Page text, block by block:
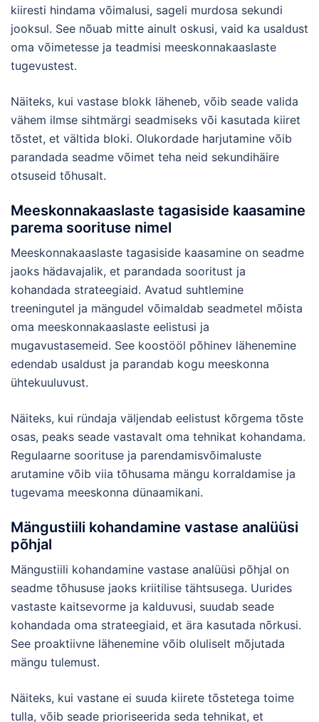
kiiresti hindama võimalusi, sageli murdosa sekundi
jooksul. See nõuab mitte ainult oskusi, vaid ka usaldust
oma võimetesse ja teadmisi meeskonnakaaslaste
tugevustest.
Näiteks, kui vastase blokk läheneb, võib seade valida
vähem ilmse sihtmärgi seadmiseks või kasutada kiiret
tõstet, et vältida bloki. Olukordade harjutamine võib
parandada seadme võimet teha neid sekundihäire
otsuseid tõhusalt.
Meeskonnakaaslaste tagasiside kaasamine
parema soorituse nimel
Meeskonnakaaslaste tagasiside kaasamine on seadme
jaoks hädavajalik, et parandada sooritust ja
kohandada strateegiaid. Avatud suhtlemine
treeningutel ja mängudel võimaldab seadmetel mõista
oma meeskonnakaaslaste eelistusi ja
mugavustasemeid. See koostööl põhinev lähenemine
edendab usaldust ja parandab kogu meeskonna
ühtekuuluvust.
Näiteks, kui ründaja väljendab eelistust kõrgema tõste
osas, peaks seade vastavalt oma tehnikat kohandama.
Regulaarne soorituse ja parendamisvõimaluste
arutamine võib viia tõhusama mängu korraldamise ja
tugevama meeskonna dünaamikani.
Mängustiili kohandamine vastase analüüsi
põhjal
Mängustiili kohandamine vastase analüüsi põhjal on
seadme tõhususe jaoks kriitilise tähtsusega. Uurides
vastaste kaitsevorme ja kalduvusi, suudab seade
kohandada oma strateegiaid, et ära kasutada nõrkusi.
See proaktiivne lähenemine võib oluliselt mõjutada
mängu tulemust.
Näiteks, kui vastane ei suuda kiirete tõstetega toime
tulla, võib seade prioriseerida seda tehnikat, et